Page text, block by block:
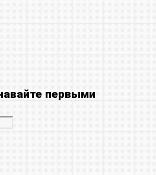
первыми